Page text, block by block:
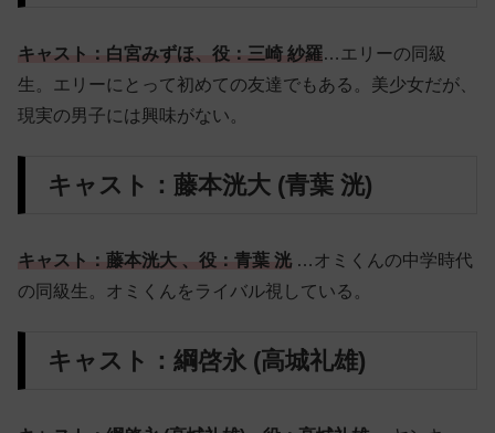
キャスト：白宮みずほ、役：三崎 紗羅…エリーの同級
生。エリーにとって初めての友達でもある。美少女だが、
現実の男子には興味がない。
キャスト：藤本洸大 (青葉 洸)
キャスト：藤本洸大 、役：青葉 洸 …オミくんの中学時代
の同級生。オミくんをライバル視している。
キャスト：綱啓永 (高城礼雄)